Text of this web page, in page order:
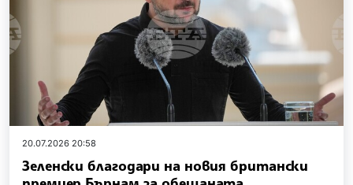
20.07.2026 20:58
Зеленски благодари на новия британски